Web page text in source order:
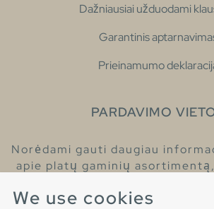
We use cookies
Dažniausiai užduodami
Garantinis
Prieinamumo
PARDAVIMO
Norėdami gauti daugiau
apie platų gaminių